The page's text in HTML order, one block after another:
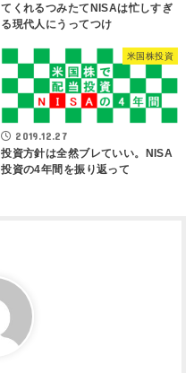
てくれるつみたてNISAは忙しすぎ
る現代人にうってつけ
米国株投資
2019.12.27
投資方針は全然ブレていい。NISA
投資の4年間を振り返って